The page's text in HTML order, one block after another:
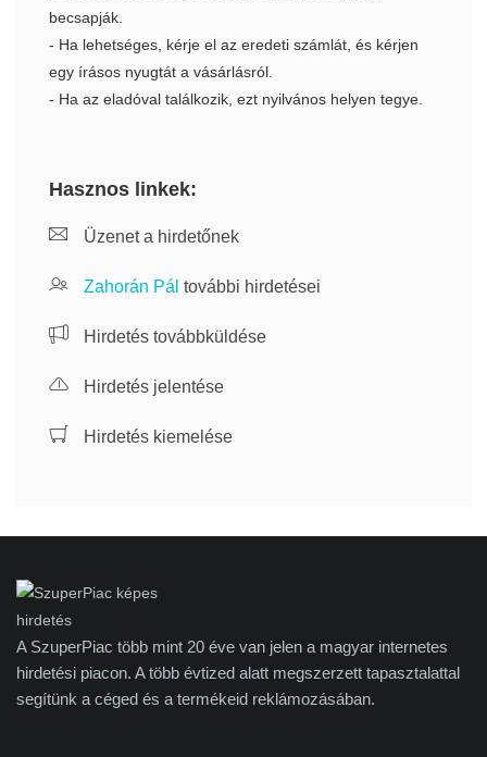
becsapják.
- Ha lehetséges, kérje el az eredeti számlát, és kérjen
egy írásos nyugtát a vásárlásról.
- Ha az eladóval találkozik, ezt nyilvános helyen tegye.
Hasznos linkek:
Üzenet a hirdetőnek
Zahorán Pál további hirdetései
Hirdetés továbbküldése
Hirdetés jelentése
Hirdetés kiemelése
A SzuperPiac több mint 20 éve van jelen a magyar internetes
hirdetési piacon. A több évtized alatt megszerzett tapasztalattal
segítünk a céged és a termékeid reklámozásában.